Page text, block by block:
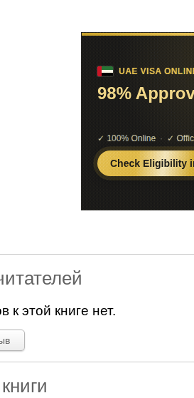
к этой книге нет.